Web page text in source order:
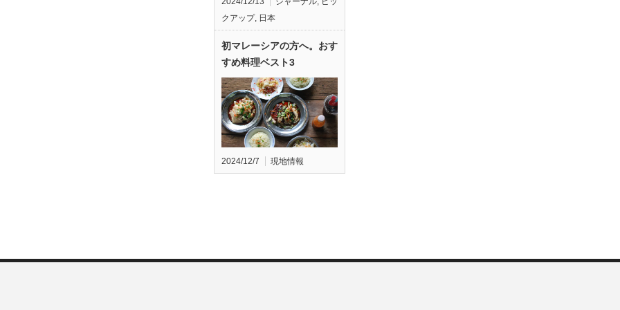
クアップ, 日本
初マレーシアの方へ。おす
すめ料理ベスト3
2024/12/7 現地情報